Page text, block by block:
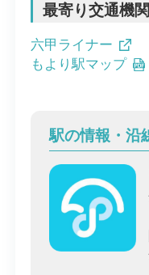
最寄り交通機関
六甲ライナー
もより駅マップ
駅の情報・沿